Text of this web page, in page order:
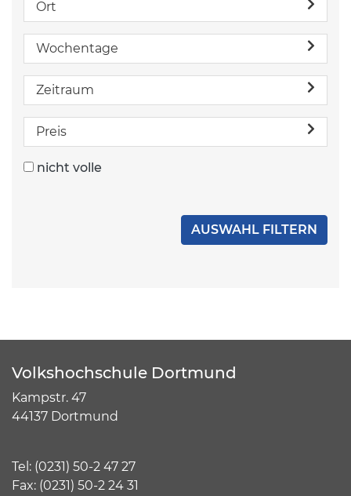
Ort
Wochentage
Zeitraum
Preis
nicht volle
Volkshochschule Dortmund
Kampstr. 47
44137 Dortmund
Tel: (0231) 50-2 47 27
Fax: (0231) 50-2 24 31